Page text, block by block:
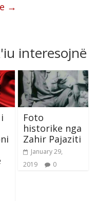
→
interesojnë
Foto
historike nga
Zahir Pajaziti
January 29,
2019
0